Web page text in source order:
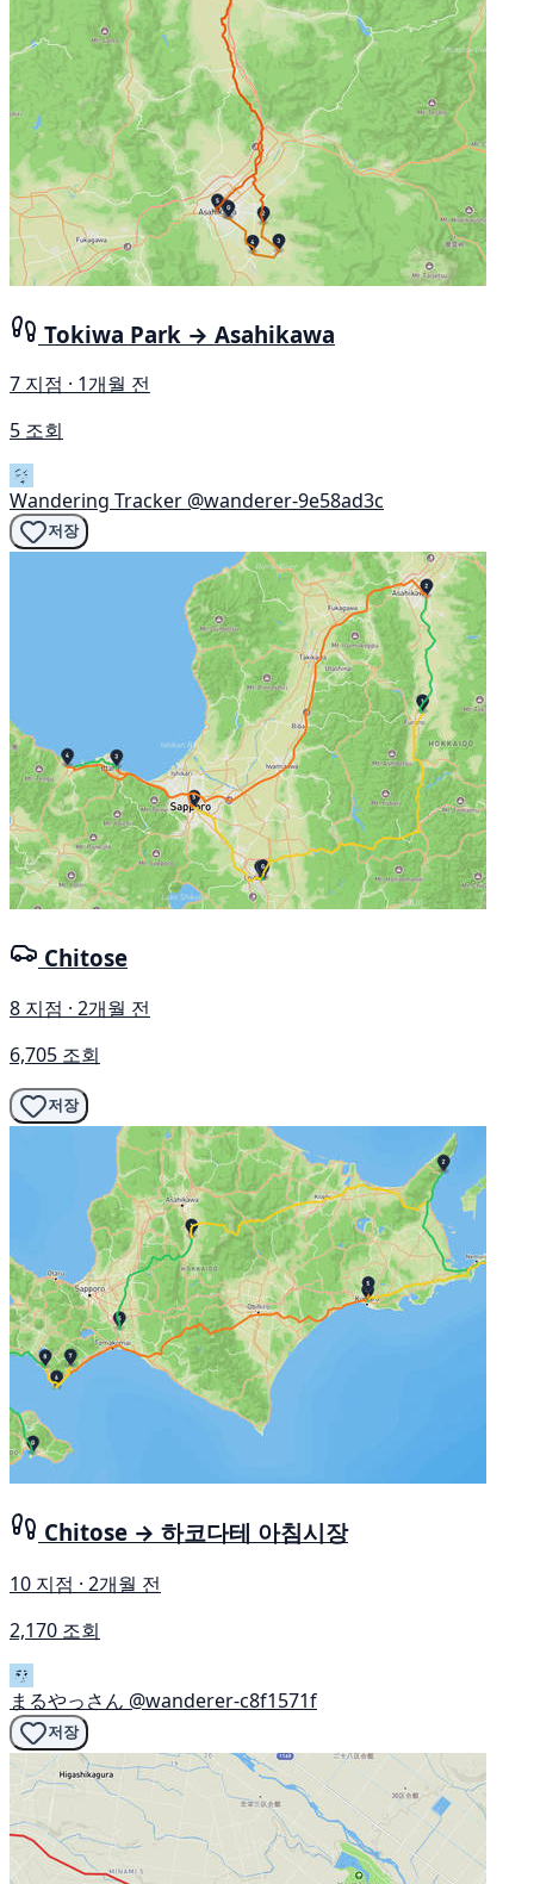
Tokiwa Park → Asahikawa
7 지점 · 1개월 전
5 조회
Wandering Tracker @wanderer-9e58ad3c
저장
Chitose
8 지점 · 2개월 전
6,705 조회
저장
Chitose → 하코다테 아침시장
10 지점 · 2개월 전
2,170 조회
まるやっさん @wanderer-c8f1571f
저장